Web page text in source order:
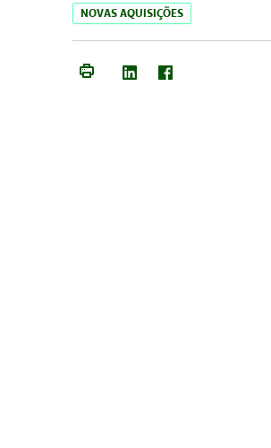
NOVAS AQUISIÇÕES